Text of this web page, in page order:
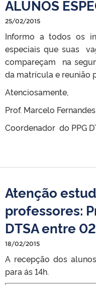
ALUNOS
25/02/2015
Informo a todos os
especiais que suas
compareçam na
da matrícula e reunião
Atenciosamente,
Prof. Marcelo
Coordenador do PPG
Atenção
professores:
DTSA entre
18/02/2015
A recepção dos
para ás 14h.